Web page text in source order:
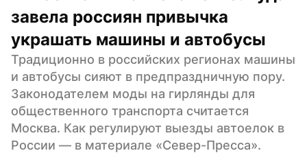
завела россиян привычка
украшать машины и автобусы
Традиционно в российских регионах машины
и автобусы сияют в предпраздничную пору.
Законодателем моды на гирлянды для
общественного транспорта считается
Москва. Как регулируют выезды автоелок в
России — в материале «Север-Пресса».